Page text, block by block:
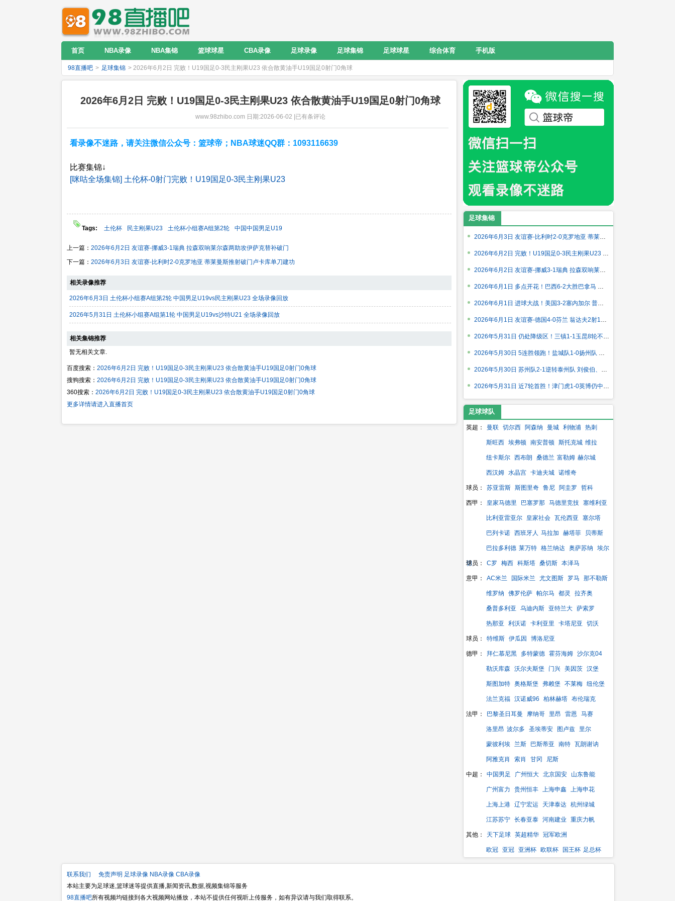
首页 NBA录像 NBA集锦 篮球球星 CBA录像 足球录像 足球集锦 足球球星 综合体育 手机版
98直播吧 > 足球集锦 > 2026年6月2日 完败！U19国足0-3民主刚果U23 依合散黄油手U19国足0射门0角球
2026年6月2日 完败！U19国足0-3民主刚果U23 依合散黄油手U19国足0射门0角球
www.98zhibo.com 日期:2026-06-02 |已有条评论
看录像不迷路，请关注微信公众号：篮球帝；NBA球迷QQ群：1093116639
比赛集锦↓
[咪咕全场集锦] 土伦杯-0射门完败！U19国足0-3民主刚果U23
Tags: 土伦杯 民主刚果U23 土伦杯小组赛A组第2轮 中国中国男足U19
上一篇： 2026年6月2日 友谊赛-挪威3-1瑞典 拉森双响莱尔森两助攻伊萨克替补破门
下一篇： 2026年6月3日 友谊赛-比利时2-0克罗地亚 蒂莱曼斯推射破门卢卡库单刀建功
相关录像推荐
2026年6月3日 土伦杯小组赛A组第2轮 中国男足U19vs民主刚果U23 全场录像回放
2026年5月31日 土伦杯小组赛A组第1轮 中国男足U19vs沙特U21 全场录像回放
相关集锦推荐
暂无相关文章.
百度搜索： 2026年6月2日 完败！U19国足0-3民主刚果U23 依合散黄油手U19国足0射门0角球
搜狗搜索： 2026年6月2日 完败！U19国足0-3民主刚果U23 依合散黄油手U19国足0射门0角球
360搜索： 2026年6月2日 完败！U19国足0-3民主刚果U23 依合散黄油手U19国足0射门0角球
更多详情请进入直播首页
足球集锦
2026年6月3日 友谊赛-比利时2-0克罗地亚 蒂莱曼斯推射破门卢卡库
2026年6月2日 完败！U19国足0-3民主刚果U23 依合散黄油手U19国足
2026年6月2日 友谊赛-挪威3-1瑞典 拉森双响莱尔森两助攻伊萨克替
2026年6月1日 多点开花！巴西6-2大胜巴拿马 维尼修斯卡塞米罗伊
2026年6月1日 进球大战！美国3-2塞内加尔 普利西奇传射马内双响
2026年6月1日 友谊赛-德国4-0芬兰 翁达夫2射1传+伤退维尔茨、穆
2026年5月31日 仍处降级区！三镇1-1玉昆8轮不胜 卡迪斯连续7场破
2026年5月30日 5连胜领跑！盐城队1-0扬州队 张文骏点射破门 扬州
2026年5月30日 苏州队2-1逆转泰州队 刘俊伯、寇程破门 卫冕冠军
2026年5月31日 近7轮首胜！津门虎1-0英博仍中超垫底，科尔多瓦处
足球球队
英超： 曼联 切尔西 阿森纳 曼城 利物浦 热刺
斯旺西 埃弗顿 南安普顿 斯托克城 维拉
纽卡斯尔 西布朗 桑德兰 富勒姆 赫尔城
西汉姆 水晶宫 卡迪夫城 诺维奇
球员： 苏亚雷斯 斯图里奇 鲁尼 阿圭罗 哲科
西甲： 皇家马德里 巴塞罗那 马德里竞技 塞维利亚
比利亚雷亚尔 皇家社会 瓦伦西亚 塞尔塔
巴列卡诺 西班牙人 马拉加 赫塔菲 贝蒂斯
巴拉多利德 莱万特 格兰纳达 奥萨苏纳 埃尔
切
球员： C罗 梅西 科斯塔 桑切斯 本泽马
意甲： AC米兰 国际米兰 尤文图斯 罗马 那不勒斯
维罗纳 佛罗伦萨 帕尔马 都灵 拉齐奥
桑普多利亚 乌迪内斯 亚特兰大 萨索罗
热那亚 利沃诺 卡利亚里 卡塔尼亚 切沃
球员： 特维斯 伊瓜因 博洛尼亚
德甲： 拜仁慕尼黑 多特蒙德 霍芬海姆 沙尔克04
勒沃库森 沃尔夫斯堡 门兴 美因茨 汉堡
斯图加特 奥格斯堡 弗赖堡 不莱梅 纽伦堡
法兰克福 汉诺威96 柏林赫塔 布伦瑞克
法甲： 巴黎圣日耳曼 摩纳哥 里昂 雷恩 马赛
洛里昂 波尔多 圣埃蒂安 图卢兹 里尔
蒙彼利埃 兰斯 巴斯蒂亚 南特 瓦朗谢讷
阿雅克肖 索肖 甘冈 尼斯
中超： 中国男足 广州恒大 北京国安 山东鲁能
广州富力 贵州恒丰 上海申鑫 上海申花
上海上港 辽宁宏运 天津泰达 杭州绿城
江苏苏宁 长春亚泰 河南建业 重庆力帆
其他： 天下足球 英超精华 冠军欧洲
欧冠 亚冠 亚洲杯 欧联杯 国王杯 足总杯
联系我们 免责声明 足球录像 NBA录像 CBA录像
本站主要为足球迷,篮球迷等提供直播,新闻资讯,数据,视频集锦等服务
98直播吧所有视频均链接到各大视频网站播放，本站不提供任何视听上传服务，如有异议请与我们取得联系。